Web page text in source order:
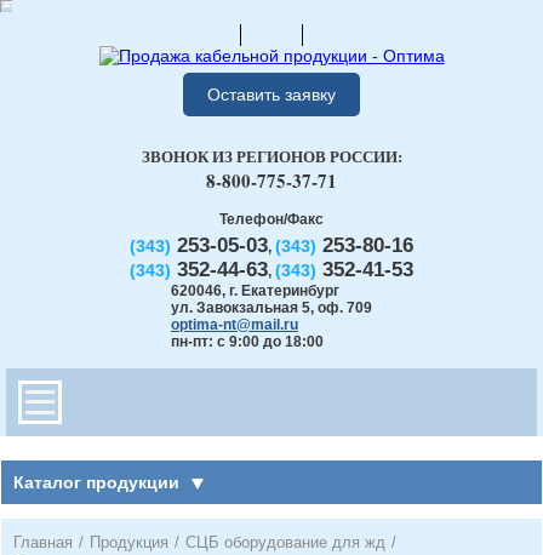
Оставить заявку
Телефон/Факс
(343) 253-05-03, (343) 253-80-16
(343) 352-44-63, (343) 352-41-53
620046, г. Екатеринбург
ул. Завокзальная 5, оф. 709
optima-nt@mail.ru
пн-пт: с 9:00 до 18:00
ЗВОНОК ИЗ РЕГИОНОВ РОССИИ:
8-800-775-37-71
Каталог продукции
Главная / Продукция / СЦБ оборудование для жд /